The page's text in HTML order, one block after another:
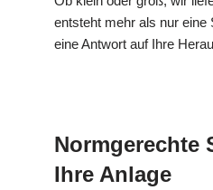
entsteht mehr als nur eine
eine Antwort auf Ihre
Normgerechte
Ihre Anlage